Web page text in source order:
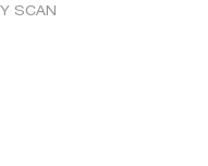
SCAN